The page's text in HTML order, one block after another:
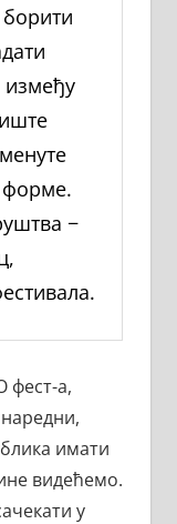
између
форме.
−
фест-а,
имати
видећемо.
у